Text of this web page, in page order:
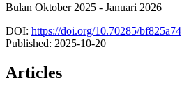
Bulan Oktober 2025 - Januari 2026
DOI: https://doi.org/10.70285/bf825a74
Published: 2025-10-20
Articles